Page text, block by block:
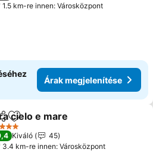
1.5 km-re innen: Városközpont
Árak megjelenítése
Hozzáadás a kedvencekhez
cielo e mare
Kiváló
45
3.4 km-re innen: Városközpont